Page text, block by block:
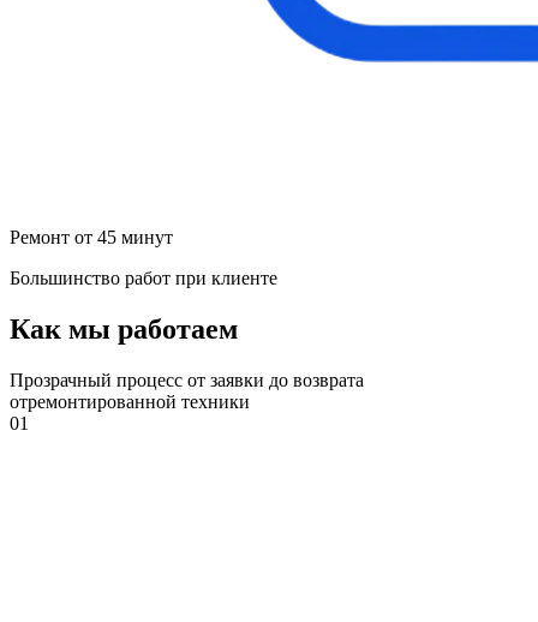
Ремонт от 45 минут
Большинство работ при клиенте
Как мы работаем
Прозрачный процесс от заявки до возврата
отремонтированной техники
01